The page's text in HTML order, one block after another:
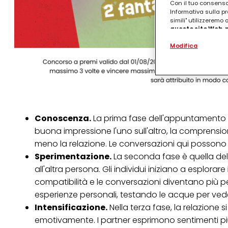
Conoscenza.La prima fase
buona impressione l'uno sull'altro, la
meno la relazione. Le conversazioni qui
Sperimentazione.La seconda fase è quella
all'altra persona. Gli individui iniziano a
compatibilità e le conversazioni diventano più
esperienze personali, testando le acque per
Intensificazione.Nella terza fase, la relazione
emotivamente. I partner esprimono sentimenti
Con il tuo
Informativa sulla
simili" utilizzeremo
questo sito
.
(rispettivamente
terzi, conservare
identificati) su
collegata nel piè di
qualsiasi momento
collegata nel piè di
periodo di
"modifica" di seguito".
Se fai clic su
per uno o più
tuoi dati personali
necessari per
Modifica